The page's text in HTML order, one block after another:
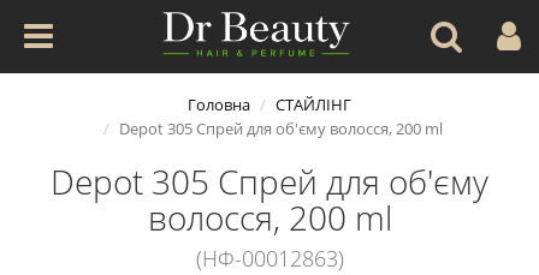
Головна
СТАЙЛІНГ
Depot 305 Спрей для об'єму волосся, 200 ml
Depot 305 Спрей для об'єму
волосся, 200 ml
(НФ-00012863)